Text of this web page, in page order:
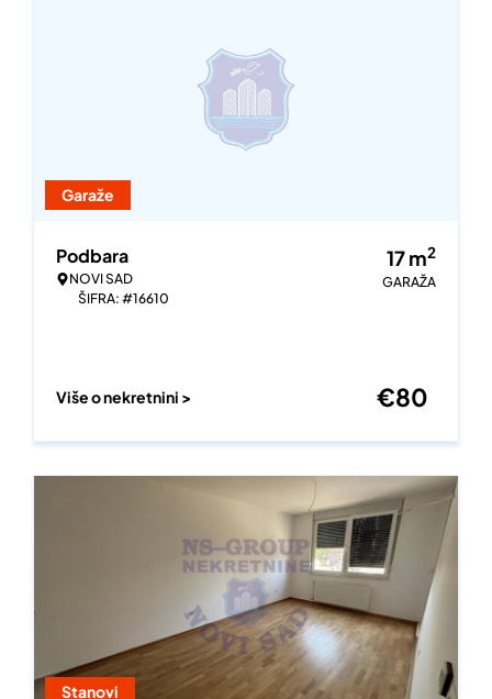
Garaže
Podbara
NOVI SAD
ŠIFRA: #16610
17m2
GARAŽA
Više o nekretnini > €80
Stanovi